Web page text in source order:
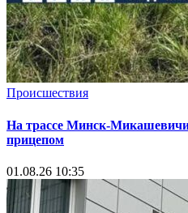
Происшествия
На трассе Минск-
прицепом
01.08.26 10:35